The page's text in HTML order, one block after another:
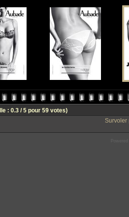
: 0.3 / 5 pour 59 votes)
Survoler